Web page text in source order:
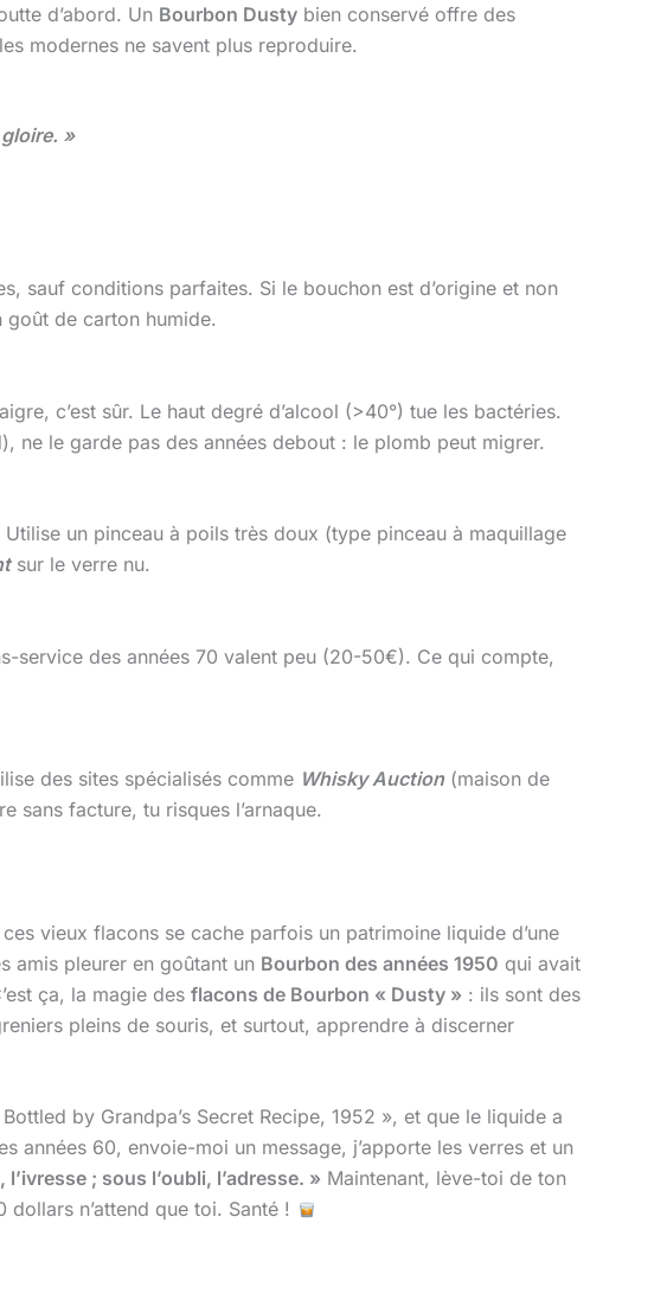
d’abord. Un Bourbon Dusty bien conservé offre des
modernes ne savent plus reproduire.
»
sauf conditions parfaites. Si le bouchon est d’origine et non
goût de carton humide.
c’est sûr. Le haut degré d’alcool (>40°) tue les bactéries.
ne le garde pas des années debout : le plomb peut migrer.
Utilise un pinceau à poils très doux (type pinceau à maquillage
sur le verre nu.
service des années 70 valent peu (20-50€). Ce qui compte,
des sites spécialisés comme Whisky Auction(maison de
sans facture, tu risques l’arnaque.
vieux flacons se cache parfois un patrimoine liquide d’une
amis pleurer en goûtant un Bourbon des années 1950 qui avait
ça, la magie des flacons de Bourbon « Dusty » : ils sont des
pleins de souris, et surtout, apprendre à discerner
by Grandpa’s Secret Recipe, 1952 », et que le liquide a
années 60, envoie-moi un message, j’apporte les verres et un
; sous l’oubli, l’adresse. » Maintenant, lève-toi de ton
n’attend que toi. Santé !